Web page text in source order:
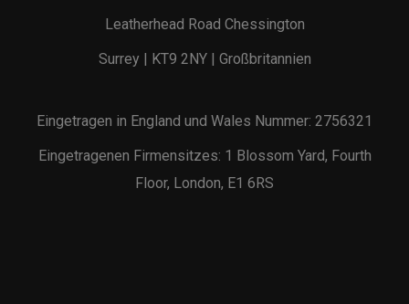
Leatherhead Road Chessington
Surrey | KT9 2NY | Großbritannien
Eingetragen in England und Wales Nummer: 2756321
Eingetragenen Firmensitzes: 1 Blossom Yard, Fourth
Floor, London, E1 6RS